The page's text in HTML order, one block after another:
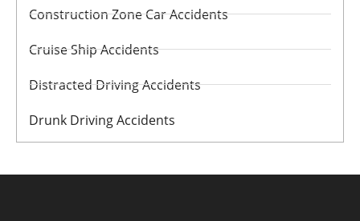
Construction Zone Car Accidents
Cruise Ship Accidents
Distracted Driving Accidents
Drunk Driving Accidents